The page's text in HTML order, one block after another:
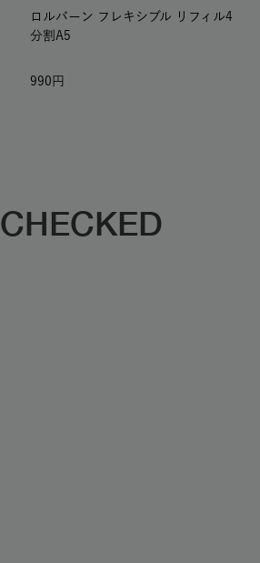
ロルバーン フレキシブル リフィル4
分割A5
990
CHECKED